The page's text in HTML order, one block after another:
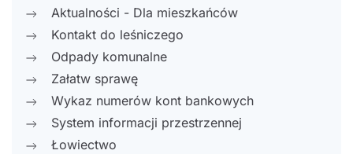
Aktualności - Dla mieszkańców
Kontakt do leśniczego
Odpady komunalne
Załatw sprawę
Wykaz numerów kont bankowych
System informacji przestrzennej
Łowiectwo